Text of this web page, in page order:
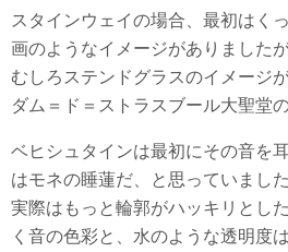
スタインウェイの場合、最初はく
画のようなイメージがありました
むしろステンドグラスのイメージ
ダム＝ド＝ストラスブール大聖堂
ベヒシュタインは最初にその音を
はモネの睡蓮だ、と思っていました
実際はもっと輪郭がハッキリとし
く音の色彩と、水のような透明度